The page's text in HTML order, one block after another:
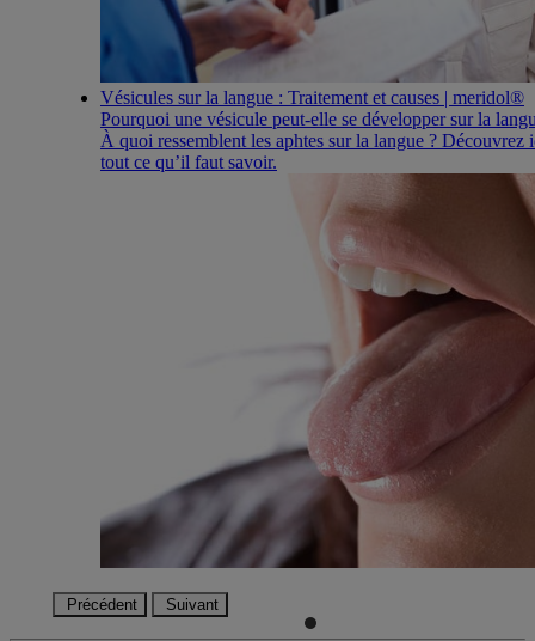
Vésicules sur la langue : Traitement et causes | meridol®
Pourquoi une vésicule peut-elle se développer sur la
À quoi ressemblent les aphtes sur la langue ? Découvrez
tout ce qu’il faut savoir.
Précédent Suivant